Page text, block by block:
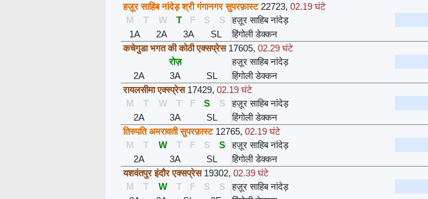
हज़ूर साहिब नांदेड़ श्री गंगानगर सुपरफ़ास्ट 22723, 02.19 घंटे
M
T W T F S S हज़ूर साहिब नांदेड़
1A
2A 3A SL हिंगोली डेक्कन
कचेगुडा भगत की कोठी एक्सप्रेस 17605, 02.29 घंटे
रोज़
हज़ूर साहिब नांदेड़
2A
3A SL हिंगोली डेक्कन
रायलसीमा एक्स्प्रेस 17429, 02.19 घंटे
M
T W T F S S हज़ूर साहिब नांदेड़
2A
3A SL हिंगोली डेक्कन
तिरुपति अमरावती सुपरफ़ास्ट 12765, 02.19 घंटे
M
T W T F S S हज़ूर साहिब नांदेड़
2A
3A SL हिंगोली डेक्कन
यशवंतपुर इंदौर एक्सप्रेस 19302, 02.39 घंटे
M
T W T F S S हज़ूर साहिब नांदेड़